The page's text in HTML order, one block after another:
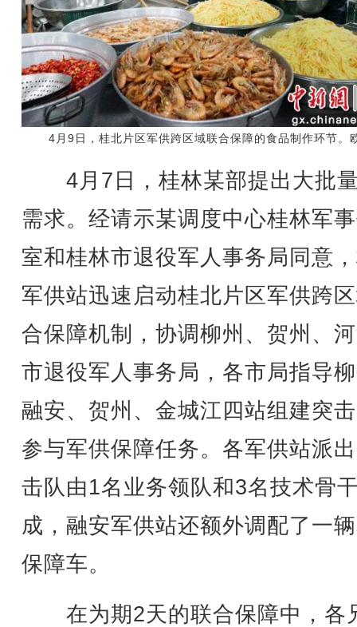
4月9日，桂北片区军供跨区域联合保障的食品制作环节。
4月7日，桂林某部提出大批
需求。经请示某调度中心桂林军
室和桂林市退役军人事务局同意
军供站迅速启动桂北片区军供跨
合保障机制，协调柳州、贺州、
市退役军人事务局，各市局指导
融安、贺州、金城江四站组建突
参与军供保障任务。各军供站派
击队由1名业务领队和3名技术骨
成，融安军供站还额外调配了一
保障车。
在为期2天的联合保障中，各